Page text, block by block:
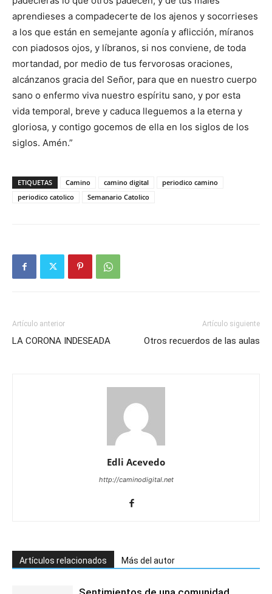
aprendieses a compadecerte de los ajenos y socorrieses
a los que están en semejante agonía y aflicción, míranos
con piadosos ojos, y líbranos, si nos conviene, de toda
mortandad, por medio de tus fervorosas oraciones,
alcánzanos gracia del Señor, para que en nuestro cuerpo
sano o enfermo viva nuestro espíritu sano, y por esta
vida temporal, breve y caduca lleguemos a la eterna y
gloriosa, y contigo gocemos de ella en los siglos de los
siglos. Amén.”
ETIQUETAS Camino camino digital
periodico camino
periodico catolico
Semanario Catolico
Artículo anterior
LA CORONA INDESEADA
Artículo siguiente
Otros recuerdos de las aulas
Edli Acevedo
http://caminodigital.net
Artículos relacionados Más del autor